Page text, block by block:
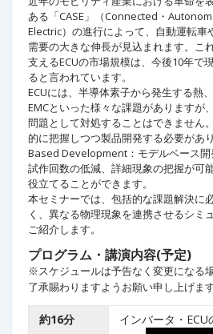
ある「CASE」（Connected・
Electric）の進行によって、自動運転車
需要の大きな伸長が見込まれます。こ
支えるECUの市場規模は、今後10年で
ると言われています。
ECUには、半導体素子から発生する熱
EMCといった様々な課題がありますが
問題として対処することはできません
的に把握しつつ製品開発する必要があ
Based Development：モデルベース開
試作回数の低減、詳細現象の把握が可
役立てることができます。
本セミナーでは、包括的な課題解決に
く、異なる物理現象を連携させるシミ
ご紹介します。
プログラム・講演内容(予定)
※スケジュールは予告なく変更になる
了承賜わりますようお願い申し上げます
約16分 インバータ・